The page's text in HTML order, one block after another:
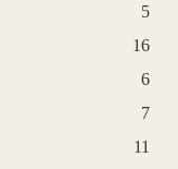
5
16
6
7
11